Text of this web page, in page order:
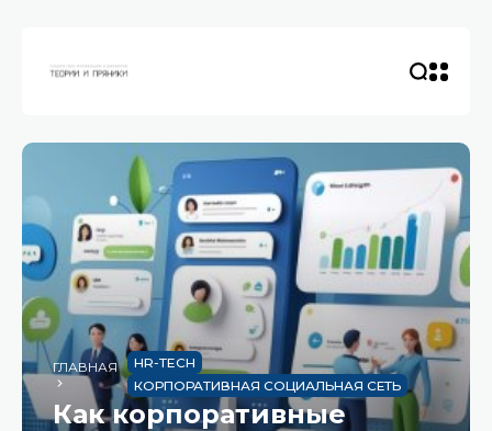
ГЛАВНАЯ
HR-TECH
КОРПОРАТИВНАЯ СОЦИАЛЬНАЯ СЕТЬ
Как корпоративные